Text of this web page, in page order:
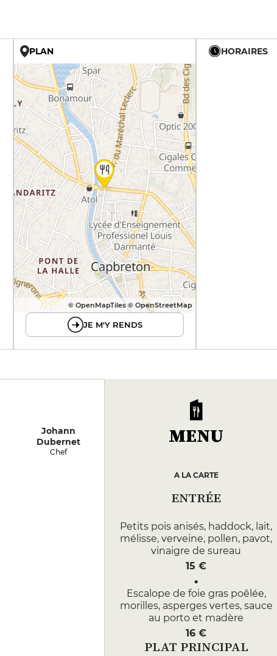
PLAN
© OpenMapTiles © OpenStreetMap
JE M'Y RENDS
HORAIRES
Johann
Dubernet
Chef
MENU
A LA CARTE
ENTRÉE
Petits pois anisés, haddock, lait,
mélisse, verveine, pollen, pavot,
vinaigre de sureau
15 €
Escalope de foie gras poêlée,
morilles, asperges vertes, sauce
au porto et madère
16 €
PLAT PRINCIPAL